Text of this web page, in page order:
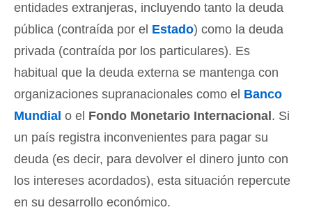
entidades extranjeras, incluyendo tanto la deuda
pública (contraída por el Estado) como la deuda
privada (contraída por los particulares). Es
habitual que la deuda externa se mantenga con
organizaciones supranacionales como el Banco
Mundial o el Fondo Monetario Internacional . Si
un país registra inconvenientes para pagar su
deuda (es decir, para devolver el dinero junto con
los intereses acordados), esta situación repercute
en su desarrollo económico.